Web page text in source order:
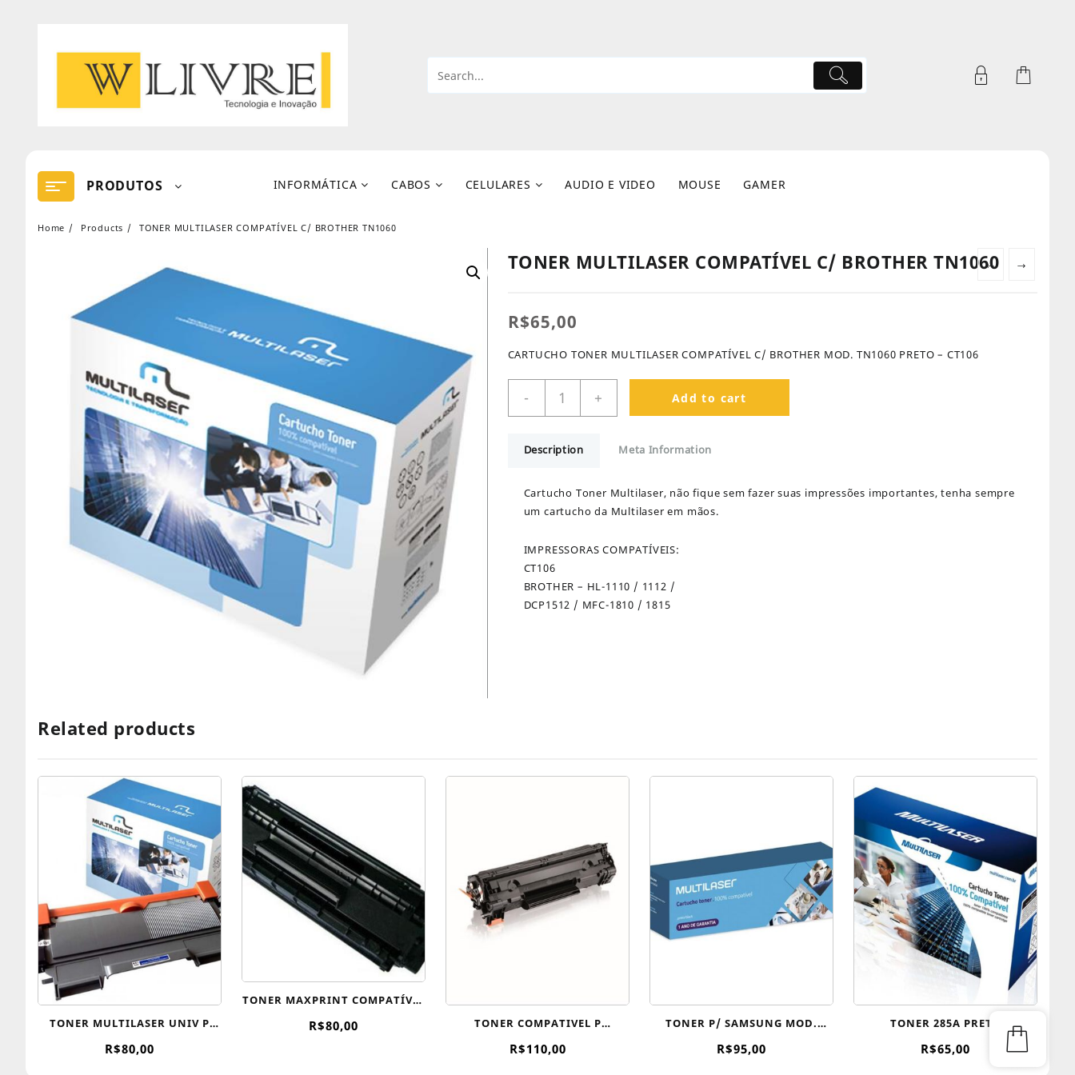
PRODUTOS INFORMÁTICA CABOS CELULARES AUDIO E VIDEO MOUSE GAMER
Home Products TONER MULTILASER COMPATÍVEL C/ BROTHER TN1060
← →
TONER MULTILASER COMPATÍVEL C/ BROTHER TN1060
R$65,00
CARTUCHO TONER MULTILASER COMPATÍVEL C/ BROTHER MOD. TN1060 PRETO – CT106
-
MULTILASER
COMPATÍVEL
BROTHER
quantity
+ Add to cart
Description Meta Information
Cartucho Toner Multilaser, não fique sem fazer suas impressões importantes, tenha sempre
um cartucho da Multilaser em mãos.
IMPRESSORAS COMPATÍVEIS:
CT106
BROTHER – HL-1110 / 1112 /
DCP1512 / MFC-1810 / 1815
Related products
TONER MULTILASER UNIV P
BROTHER TN410 / 420 / 450
R$80,00
TONER MAXPRINT COMPATÍVEL
COM BROTHER TN-450
R$80,00
TONER COMPATIVEL P
SAMSUNG MOD-D111S
R$110,00
TONER P/ SAMSUNG MOD.
D104S
R$95,00
TONER 285A PRETO
R$65,00